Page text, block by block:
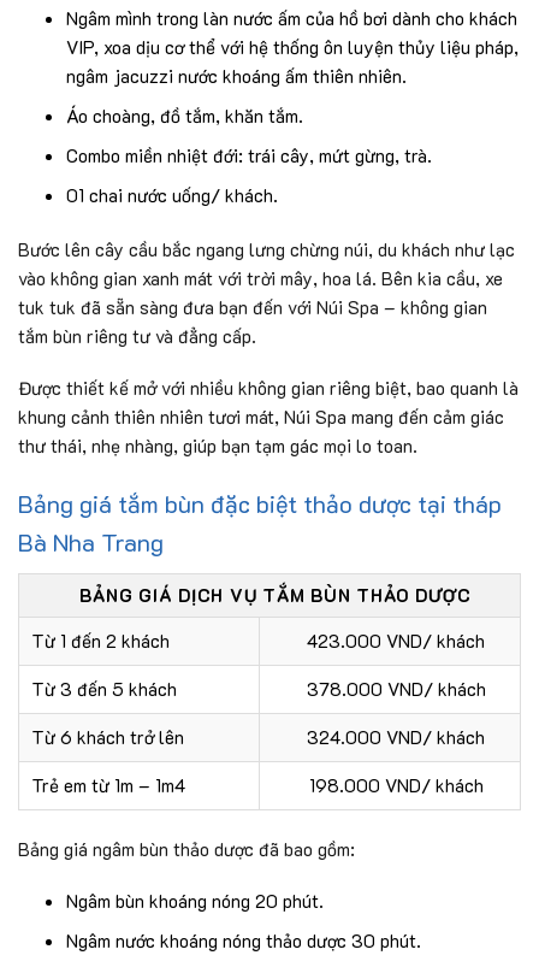
Ngâm mình trong làn nước ấm của hồ bơi dành cho khách
VIP, xoa dịu cơ thể với hệ thống ôn luyện thủy liệu pháp,
ngâm jacuzzi nước khoáng ấm thiên nhiên.
Áo choàng, đồ tắm, khăn tắm.
Combo miền nhiệt đới: trái cây, mứt gừng, trà.
01 chai nước uống/ khách.
Bước lên cây cầu bắc ngang lưng chừng núi, du khách như lạc
vào không gian xanh mát với trời mây, hoa lá. Bên kia cầu, xe
tuk tuk đã sẵn sàng đưa bạn đến với Núi Spa – không gian
tắm bùn riêng tư và đẳng cấp.
Được thiết kế mở với nhiều không gian riêng biệt, bao quanh là
khung cảnh thiên nhiên tươi mát, Núi Spa mang đến cảm giác
thư thái, nhẹ nhàng, giúp bạn tạm gác mọi lo toan.
Bảng giá tắm bùn đặc biệt thảo dược tại tháp
Bà Nha Trang
BẢNG GIÁ DỊCH VỤ TẮM BÙN THẢO DƯỢC
Từ 1 đến 2 khách
423.000 VND/ khách
Từ 3 đến 5 khách
378.000 VND/ khách
Từ 6 khách trở lên
324.000 VND/ khách
Trẻ em từ 1m – 1m4
198.000 VND/ khách
Bảng giá ngâm bùn thảo dược đã bao gồm:
Ngâm bùn khoáng nóng 20 phút.
Ngâm nước khoáng nóng thảo dược 30 phút.